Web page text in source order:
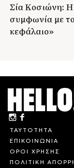
Σία Κοσιώνη:
συμφωνία με
κεφάλαιο»
ΤΑΥΤΟΤΗΤΑ
ΕΠΙΚΟΙΝΩΝΙΑ
ΟΡΟΙ ΧΡΗΣΗΣ
ΠΟΛΙΤΙΚΗ